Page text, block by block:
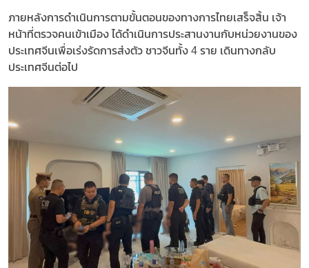
ภายหลังการดำเนินการตามขั้นตอนของทางการไทยเสร็จสิ้น เจ้า
หน้าที่ตรวจคนเข้าเมือง ได้ดำเนินการประสานงานกับหน่วยงานของ
ประเทศจีนเพื่อเร่งรัดการส่งตัว ชาวจีนทั้ง 4 ราย เดินทางกลับ
ประเทศจีนต่อไป